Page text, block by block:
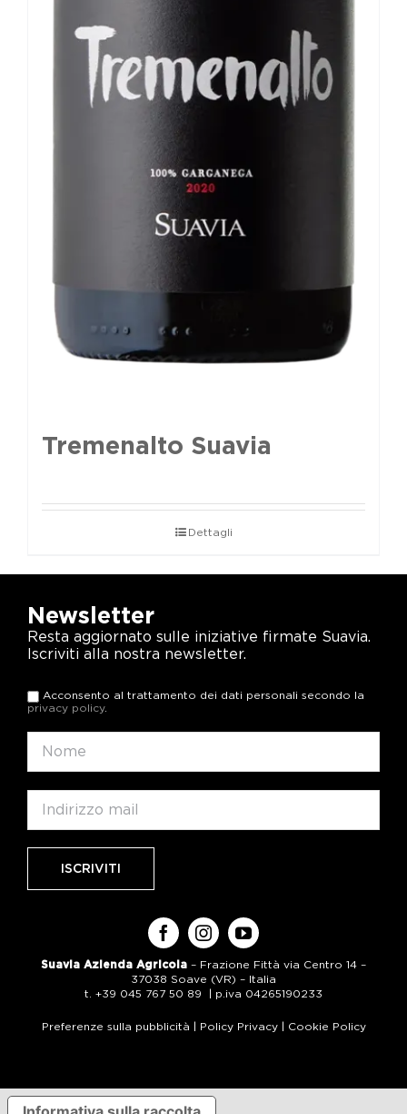
Tremenalto Suavia
Dettagli
Newsletter
Resta aggiornato sulle iniziative firmate Suavia.
Iscriviti alla nostra newsletter.
Acconsento al trattamento dei dati personali secondo la
privacy policy.
Suavia Azienda Agricola – Frazione Fittà via Centro 14 –
37038 Soave (VR) – Italia
t. +39 045 767 50 89 | p.iva 04265190233
Preferenze sulla pubblicità | Policy Privacy| Cookie Policy